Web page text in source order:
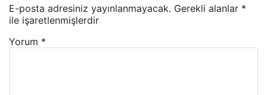
E-posta adresiniz yayınlanmayacak. Gerekli alanlar *
ile işaretlenmişlerdir
Yorum *